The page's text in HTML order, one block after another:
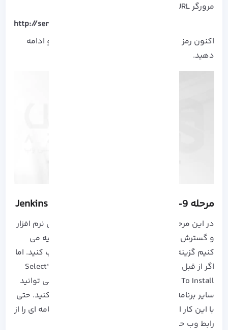
مرورگر URL زیر را تایپ کنید:
http://server-ip-address:8080
اکنون رمز عبوری که در دست دارید را وارد کرده و ادامه
دهید.
مرحله 9- نصب پلاگین های مورد نیاز در Jenkins
در این مرحله شما دو گزینه برای نصب پلاگین های نرم افزار
و گسترش ویژگی های آن خواهید داشت که توصیه می
کنیم گزینه “Install Suggested Plugins” را انتخاب کنید. اما
اگر از قبل با سیستم متن باز آشنایی دارید گزینه “Select
Plugin To Install“ را انتخاب کنید، همچنین شما می توانید
سایر برنامه ها را به این رابط اضافه کرده و نصب کنید. حتی
با این کار امکان این نیز وجود دارد که بتوانید برنامه ای را از
رابط وب حذف کنید.